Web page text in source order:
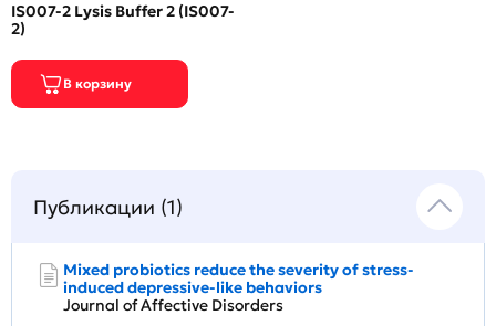
IS007-2 Lysis Buffer 2 (IS007-
2)
Публикации (1)
Mixed probiotics reduce the severity of stress-
induced depressive-like behaviors
Journal of Affective Disorders